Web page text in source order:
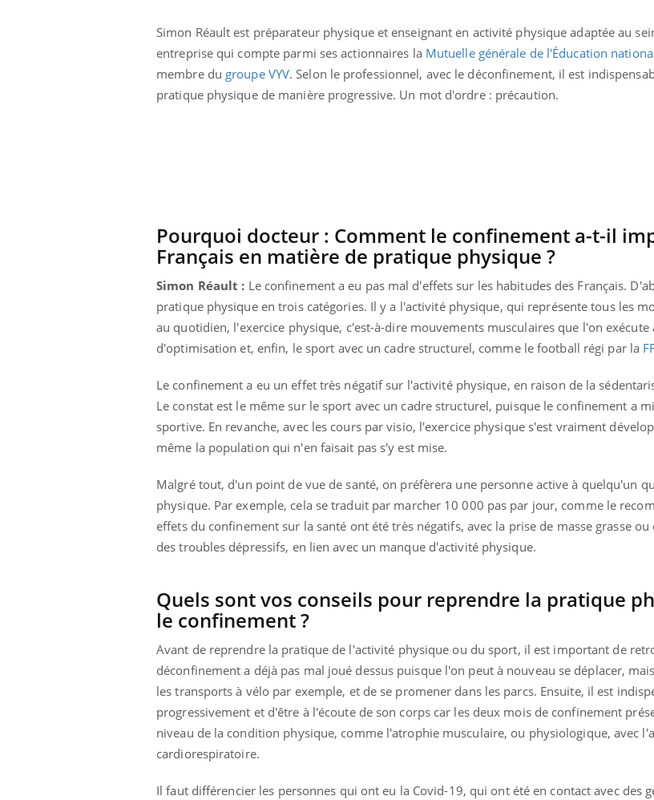
Simon Réault est préparateur physique et enseignant en activité physique adaptée au
entreprise qui compte parmi ses actionnaires la Mutuelle générale de l'Éducation
membre du groupe VYV. Selon le professionnel, avec le déconfinement, il est
pratique physique de manière progressive. Un mot d'ordre : précaution.
Pourquoi docteur : Comment le confinement a-t-il
Français en matière de pratique physique ?
Simon Réault : Le confinement a eu pas mal d'effets sur les habitudes des Français.
pratique physique en trois catégories. Il y a l'activité physique, qui représente tous les
au quotidien, l'exercice physique, c'est-à-dire mouvements musculaires que l'on exécute
d'optimisation et, enfin, le sport avec un cadre structurel, comme le football régi par la
Le confinement a eu un effet très négatif sur l'activité physique, en raison de la
Le constat est le même sur le sport avec un cadre structurel, puisque le confinement a
sportive. En revanche, avec les cours par visio, l'exercice physique s'est vraiment
même la population qui n'en faisait pas s'y est mise.
Malgré tout, d'un point de vue de santé, on préfèrera une personne active à quelqu'un
physique. Par exemple, cela se traduit par marcher 10 000 pas par jour, comme le
effets du confinement sur la santé ont été très négatifs, avec la prise de masse grasse
des troubles dépressifs, en lien avec un manque d'activité physique.
Quels sont vos conseils pour reprendre la pratique
le confinement ?
Avant de reprendre la pratique de l'activité physique ou du sport, il est important de
déconfinement a déjà pas mal joué dessus puisque l'on peut à nouveau se déplacer,
les transports à vélo par exemple, et de se promener dans les parcs. Ensuite, il est
progressivement et d'être à l'écoute de son corps car les deux mois de confinement
niveau de la condition physique, comme l'atrophie musculaire, ou physiologique, avec
cardiorespiratoire.
Il faut différencier les personnes qui ont eu la Covid-19, qui ont été en contact avec des
...